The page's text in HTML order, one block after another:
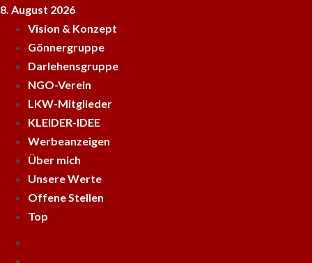
Skip
content
8. August 2026
Vision & Konzept
Gönnergruppe
Darlehensgruppe
NGO-Verein
LKW-Mitglieder
KLEIDER-IDEE
Werbeanzeigen
Über mich
Unsere Werte
Offene Stellen
Top